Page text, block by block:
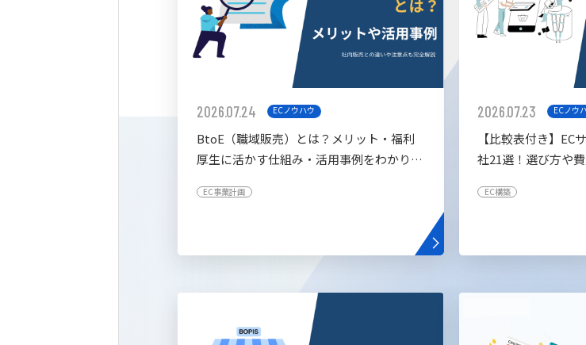
2026.07.24 ECノウハウ
BtoE（職域販売）とは？メリット・福利
厚生に活かす仕組み・活用事例をわかりや
EC事業計画
2026.07.23 ECノウ
【比較表付き】EC
社21選！選び方や
EC構築